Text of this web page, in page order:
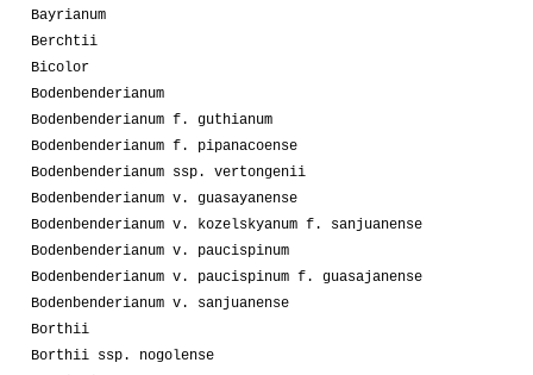
Bayrianum
Berchtii
Bicolor
Bodenbenderianum
Bodenbenderianum f. guthianum
Bodenbenderianum f. pipanacoense
Bodenbenderianum ssp. vertongenii
Bodenbenderianum v. guasayanense
Bodenbenderianum v. kozelskyanum f. sanjuanense
Bodenbenderianum v. paucispinum
Bodenbenderianum v. paucispinum f. guasajanense
Bodenbenderianum v. sanjuanense
Borthii
Borthii ssp. nogolense